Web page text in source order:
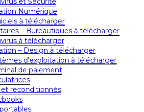
Numérique
à télécharger
– Bureautiques à télécharger
à télécharger
– Design à télécharger
d’exploitation à télécharger
de paiement
et reconditionnés